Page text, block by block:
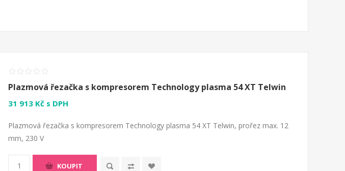
Plazmová řezačka s kompresorem Technology plasma 54 XT Telwin
31 913 Kč s DPH
Plazmová řezačka s kompresorem Technology plasma 54 XT Telwin, prořez max. 12
mm, 230 V
KOUPIT